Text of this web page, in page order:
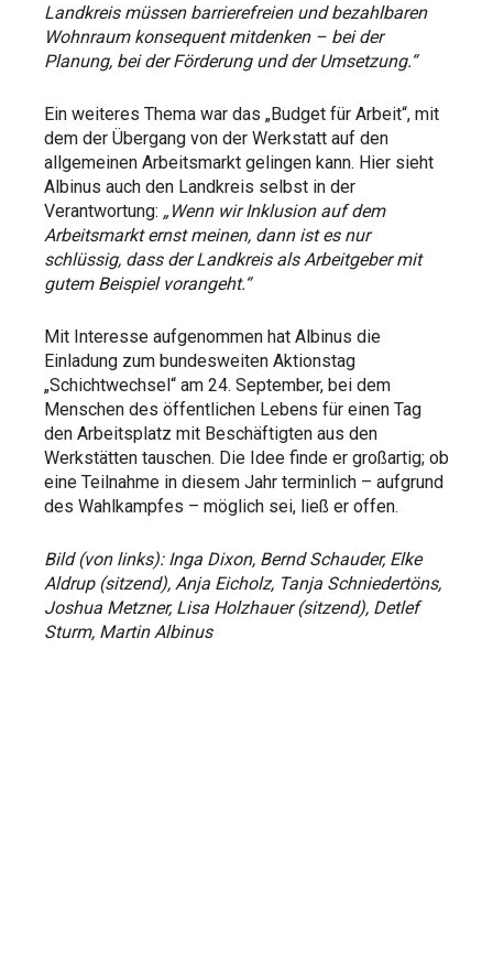
Landkreis müssen barrierefreien und bezahlbaren
Wohnraum konsequent mitdenken – bei der
Planung, bei der Förderung und der Umsetzung.“
Ein weiteres Thema war das „Budget für Arbeit“, mit
dem der Übergang von der Werkstatt auf den
allgemeinen Arbeitsmarkt gelingen kann. Hier sieht
Albinus auch den Landkreis selbst in der
Verantwortung: „Wenn wir Inklusion auf dem
Arbeitsmarkt ernst meinen, dann ist es nur
schlüssig, dass der Landkreis als Arbeitgeber mit
gutem Beispiel vorangeht.“
Mit Interesse aufgenommen hat Albinus die
Einladung zum bundesweiten Aktionstag
„Schichtwechsel“ am 24. September, bei dem
Menschen des öffentlichen Lebens für einen Tag
den Arbeitsplatz mit Beschäftigten aus den
Werkstätten tauschen. Die Idee finde er großartig; ob
eine Teilnahme in diesem Jahr terminlich – aufgrund
des Wahlkampfes – möglich sei, ließ er offen.
Bild (von links): Inga Dixon, Bernd Schauder, Elke
Aldrup (sitzend), Anja Eicholz, Tanja Schniedertöns,
Joshua Metzner, Lisa Holzhauer (sitzend), Detlef
Sturm, Martin Albinus